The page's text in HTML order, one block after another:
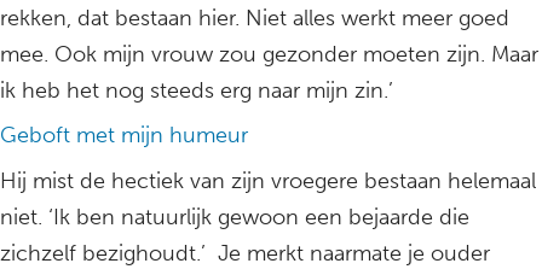
rekken, dat bestaan hier. Niet alles werkt meer goed
mee. Ook mijn vrouw zou gezonder moeten zijn. Maar
ik heb het nog steeds erg naar mijn zin.’
Geboft met mijn humeur
Hij mist de hectiek van zijn vroegere bestaan helemaal
niet. ‘Ik ben natuurlijk gewoon een bejaarde die
zichzelf bezighoudt.’ Je merkt naarmate je ouder